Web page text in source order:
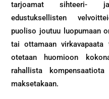
tarjoamat sihteeri-
edustuksellisten
puoliso joutuu luopumaan
tai ottamaan virkavapaata
otetaan huomioon
rahallista
maksetakaan.